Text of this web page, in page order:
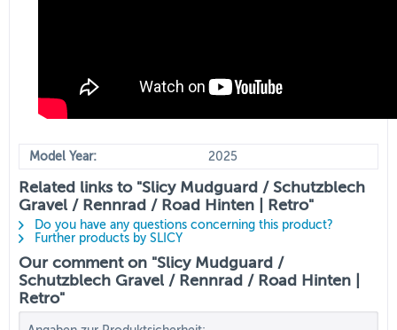
Model Year: 2025
Related links to "Slicy Mudguard / Schutzblech
Gravel / Rennrad / Road Hinten | Retro"
Do you have any questions concerning this product?
Further products by SLICY
Our comment on "Slicy Mudguard /
Schutzblech Gravel / Rennrad / Road Hinten |
Retro"